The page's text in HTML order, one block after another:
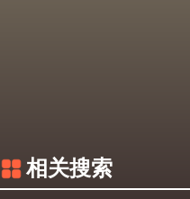
相关搜索